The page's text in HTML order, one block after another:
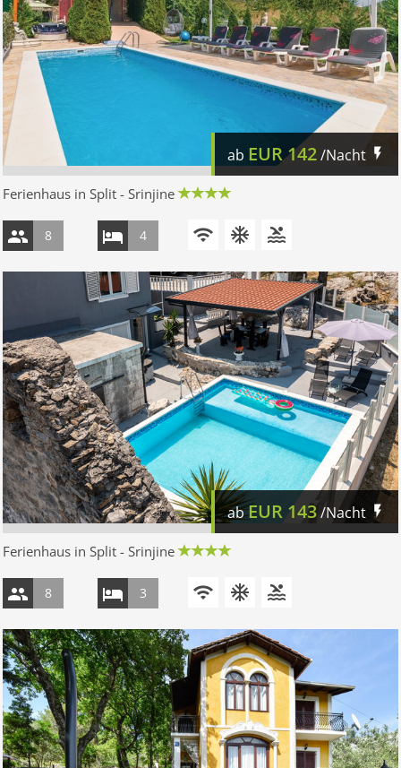
ab EUR142/Nacht
Ferienhaus in Split - Srinjine
8 4
abEUR143/Nacht
Ferienhaus in Split - Srinjine
8 3